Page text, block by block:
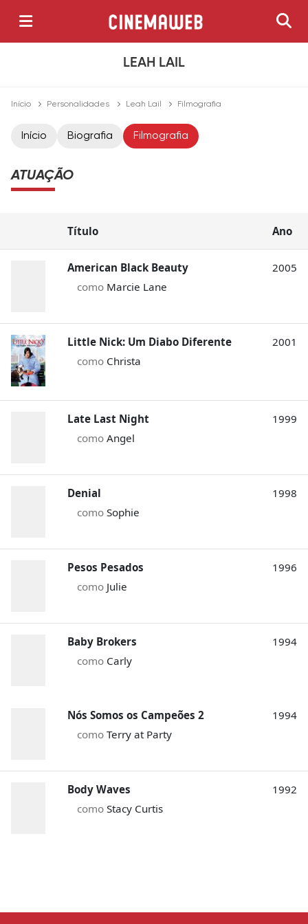
LEAH LAIL
Início Personalidades Leah Lail Filmografia
Início Biografia Filmografia
ATUAÇÃO
Título Ano
American Black Beauty
como Marcie Lane
2005
Little Nick: Um Diabo Diferente
como Christa
2001
Late Last Night
como Angel
1999
Denial
como Sophie
1998
Pesos Pesados
como Julie
1996
Baby Brokers
como Carly
1994
Nós Somos os Campeões 2
como Terry at Party
1994
Body Waves
como Stacy Curtis
1992